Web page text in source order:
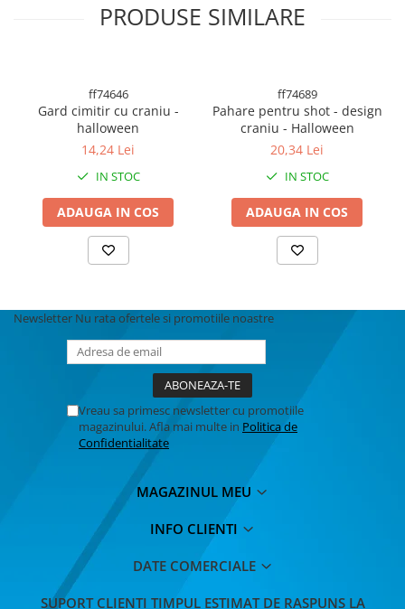
PRODUSE SIMILARE
ff74646
Gard cimitir cu craniu -
halloween
14,24 Lei
IN STOC
ADAUGA IN COS
ff74689
Pahare pentru shot - design
craniu - Halloween
20,34 Lei
IN STOC
ADAUGA IN COS
Newsletter Nu rata ofertele si promotiile noastre
Vreau sa primesc newsletter cu promotiile
magazinului. Afla mai multe in Politica de
Confidentialitate
MAGAZINUL MEU
INFO CLIENTI
DATE COMERCIALE
SUPORT CLIENTI TIMPUL ESTIMAT DE RASPUNS LA